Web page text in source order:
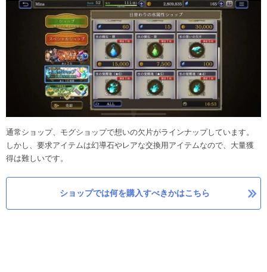
通常ショップ、モグショップで想いの欠片がラインナップしています。
しかし、要求アイテムは幻導石やレアな交換用アイテムなので、大量獲
得は難しいです。
ショップでは何を購入すべきかはこちら